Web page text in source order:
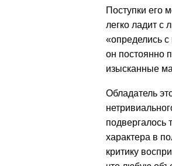
Поступки его
легко ладит с
«определись с
он постоянно
изысканные
Обладатель
подвергалось
характера в
критику